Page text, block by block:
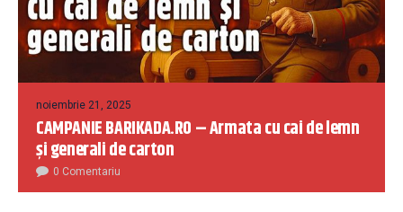
noiembrie 21, 2025
CAMPANIE BARIKADA.RO – Armata cu cai de lemn
și generali de carton
0 Comentariu